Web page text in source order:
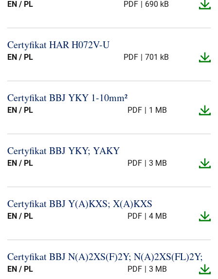
EN / PL PDF 690 kB
Certyfikat HAR H072V-​U
EN / PL PDF 701 kB
Certyfikat BBJ YKY 1-​10mm²
EN / PL PDF 1 MB
Certyfikat BBJ YKY; YAKY
EN / PL PDF 3 MB
Certyfikat BBJ Y(A)KXS; X(A)KXS
EN / PL PDF 4 MB
Certyfikat BBJ N(A)2XS(F)2Y; N(A)2XS(FL)2Y;
EN / PL PDF 3 MB